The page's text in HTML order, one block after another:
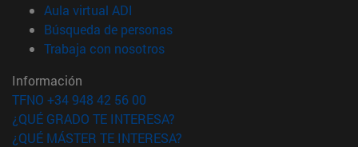
Aula virtual ADI
Búsqueda de personas(abre en nueva ventana)
Trabaja con nosotros(abre en nueva ventana)
Información
TFNO +34 948 42 56 00
¿QUÉ GRADO TE INTERESA?
¿QUÉ MÁSTER TE INTERESA?